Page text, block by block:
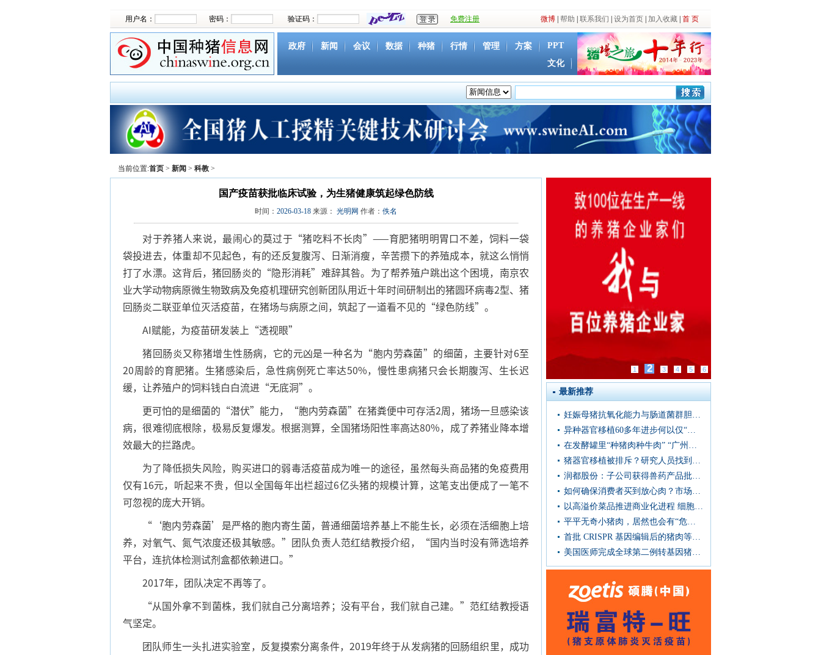
用户名： 密码： 验证码： 免费注册 微博 帮助 联系我们 设为首页 加入收藏 首 页
政府 新闻 会议 数据 种猪 行情 管理 方案
PPT
文化
资源
社团 下载 育种 营养 环境 猪病 视频
当前位置:首页 > 新闻 > 科教 >
国产疫苗获批临床试验，为生猪健康筑起绿色防线
时间： 2026-03-18 来源： 光明网 作者： 佚名
对于养猪人来说，最闹心的莫过于“猪吃料不长肉”——育肥猪明明胃口不差，饲料一袋
袋投进去，体重却不见起色，有的还反复腹泻、日渐消瘦，辛苦攒下的养殖成本，就这么悄悄
打了水漂。这背后，猪回肠炎的“隐形消耗”难辞其咎。为了帮养殖户跳出这个困境，南京农
业大学动物病原微生物致病及免疫机理研究创新团队用近十年时间研制出的猪圆环病毒2型、猪
回肠炎二联亚单位灭活疫苗，在猪场与病原之间，筑起了一道看不见的“绿色防线”。
AI赋能，为疫苗研发装上“透视眼”
猪回肠炎又称猪增生性肠病，它的元凶是一种名为“胞内劳森菌”的细菌，主要针对6至
20周龄的育肥猪。生猪感染后，急性病例死亡率达50%，慢性患病猪只会长期腹泻、生长迟
缓，让养殖户的饲料钱白白流进“无底洞”。
更可怕的是细菌的“潜伏”能力，“胞内劳森菌”在猪粪便中可存活2周，猪场一旦感染该
病，很难彻底根除，极易反复爆发。根据测算，全国猪场阳性率高达80%，成了养猪业降本增
效最大的拦路虎。
为了降低损失风险，购买进口的弱毒活疫苗成为唯一的途径，虽然每头商品猪的免疫费用
仅有16元，听起来不贵，但以全国每年出栏超过6亿头猪的规模计算，这笔支出便成了一笔不
可忽视的庞大开销。
“‘胞内劳森菌’是严格的胞内寄生菌，普通细菌培养基上不能生长，必须在活细胞上培
养，对氧气、氮气浓度还极其敏感。”团队负责人范红结教授介绍，“国内当时没有筛选培养
平台，连抗体检测试剂盒都依赖进口。”
2017年，团队决定不再等了。
“从国外拿不到菌株，我们就自己分离培养；没有平台，我们就自己建。”范红结教授语
气坚定。
团队师生一头扎进实验室，反复摸索分离条件，2019年终于从发病猪的回肠组织里，成功
1 2 3 4 5 6
最新推荐
妊娠母猪抗氧化能力与肠道菌群胆汁酸代谢存在显著关联
异种器官移植60多年进步何以仅“两天”？陈忠华：猪器官移植已进入下一轮冲刺阶段
在发酵罐里“种猪肉种牛肉” “广州造”菌肉跑出加速度
猪器官移植被排斥？研究人员找到解决方法
润都股份：子公司获得兽药产品批准文号批件
如何确保消费者买到放心肉？市场监管总局发布风险防控提示
以高溢价菜品推进商业化进程 细胞培养肉瞄准高端食材市场
平平无奇小猪肉，居然也会有“危险”？
首批 CRISPR 基因编辑后的猪肉等待评估，未来两年有望送上餐桌
美国医师完成全球第二例转基因猪心脏移植手术，患者术后恢复较好